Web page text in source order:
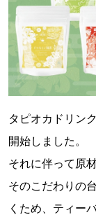
タピオカドリン
開始しました。
それに伴って原
そのこだわりの
くため、ティー